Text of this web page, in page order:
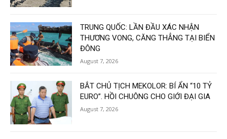
TRUNG QUỐC: LẦN ĐẦU XÁC NHẬN
THƯƠNG VONG, CĂNG THẲNG TẠI BIỂN
ĐÔNG
August 7, 2026
BẮT CHỦ TỊCH MEKOLOR: BÍ ẨN “10 TỶ
EURO”. HỒI CHUÔNG CHO GIỚI ĐẠI GIA
August 7, 2026